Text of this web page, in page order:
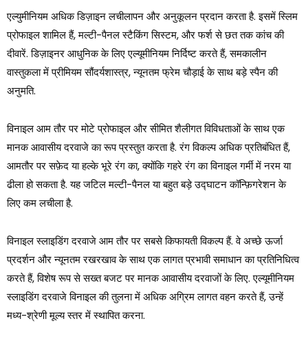
एल्युमीनियम अधिक डिज़ाइन लचीलापन और अनुकूलन प्रदान करता है. इसमें स्लिम
प्रोफाइल शामिल हैं, मल्टी-पैनल स्टैकिंग सिस्टम, और फर्श से छत तक कांच की
दीवारें. डिज़ाइनर आधुनिक के लिए एल्यूमीनियम निर्दिष्ट करते हैं, समकालीन
वास्तुकला में प्रीमियम सौंदर्यशास्त्र, न्यूनतम फ्रेम चौड़ाई के साथ बड़े स्पैन की
अनुमति.
विनाइल आम तौर पर मोटे प्रोफाइल और सीमित शैलीगत विविधताओं के साथ एक
मानक आवासीय दरवाजे का रूप प्रस्तुत करता है. रंग विकल्प अधिक प्रतिबंधित हैं,
आमतौर पर सफ़ेद या हल्के भूरे रंग का, क्योंकि गहरे रंग का विनाइल गर्मी में नरम या
ढीला हो सकता है. यह जटिल मल्टी-पैनल या बहुत बड़े उद्घाटन कॉन्फ़िगरेशन के
लिए कम लचीला है.
विनाइल स्लाइडिंग दरवाजे आम तौर पर सबसे किफायती विकल्प हैं. वे अच्छे ऊर्जा
प्रदर्शन और न्यूनतम रखरखाव के साथ एक लागत प्रभावी समाधान का प्रतिनिधित्व
करते हैं, विशेष रूप से सख्त बजट पर मानक आवासीय दरवाजों के लिए. एल्यूमीनियम
स्लाइडिंग दरवाजे विनाइल की तुलना में अधिक अग्रिम लागत वहन करते हैं, उन्हें
मध्य-श्रेणी मूल्य स्तर में स्थापित करना.